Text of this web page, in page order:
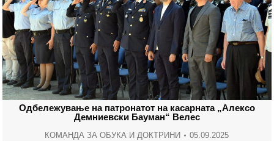
Одбележување на патронатот на касарната „Алексо
Демниевски Бауман“ Велес
КОМАНДА ЗА ОБУКА И ДОКТРИНИ 05.09.2025